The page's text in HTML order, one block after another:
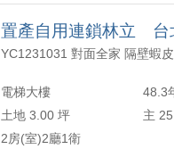
置產自用連鎖林立 台
電梯大樓 48.3
土地 3.00 坪
主
2房(室)2廳1衛